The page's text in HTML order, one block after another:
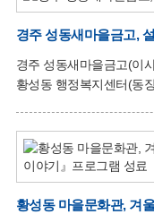
회원들이 함께하는 단체
발전과 나눔 문화 확산에 힘쓰고 있다
쓰이도록 하겠다”며 감사의 뜻을 전했
경북사회복지공동모금회
데 사용될 예정이다.
경주 성동새마을금고(이
황성동 행정복지센터(동
사회공헌사업으로, 어머
이웃을 도왔던 ‘십시일반
회원과 주민들의 참여와
전하고 있다. 진창호 이사장은 “나눔 정신이 지금처럼 모두가 어려운